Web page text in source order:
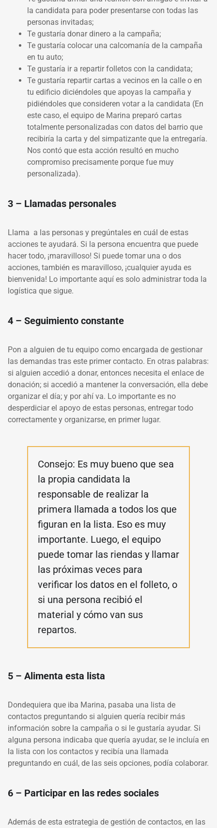
la candidata para poder presentarse con todas las
personas invitadas;
Te gustaría donar dinero a la campaña;
Te gustaría colocar una calcomanía de la campaña
en tu auto;
Te gustaría ir a repartir folletos con la candidata;
Te gustaría repartir cartas a vecinos en la calle o en
tu edificio diciéndoles que apoyas la campaña y
pidiéndoles que consideren votar a la candidata (En
este caso, el equipo de Marina preparó cartas
totalmente personalizadas con datos del barrio que
recibiría la carta y del simpatizante que la entregaría.
Nos contó que esta acción resultó en mucho
compromiso precisamente porque fue muy
personalizada).
3 – Llamadas personales
Llama a las personas y pregúntales en cuál de estas
acciones te ayudará. Si la persona encuentra que puede
hacer todo, ¡maravilloso! Si puede tomar una o dos
acciones, también es maravilloso, ¡cualquier ayuda es
bienvenida! Lo importante aquí es solo administrar toda la
logística que sigue.
4 – Seguimiento constante
Pon a alguien de tu equipo como encargada de gestionar
las demandas tras este primer contacto. En otras palabras:
si alguien accedió a donar, entonces necesita el enlace de
donación; si accedió a mantener la conversación, ella debe
organizar el día; y por ahí va. Lo importante es no
desperdiciar el apoyo de estas personas, entregar todo
correctamente y organizarse, en primer lugar.
Consejo: Es muy bueno que sea
la propia candidata la
responsable de realizar la
primera llamada a todos los que
figuran en la lista. Eso es muy
importante. Luego, el equipo
puede tomar las riendas y llamar
las próximas veces para
verificar los datos en el folleto, o
si una persona recibió el
material y cómo van sus
repartos.
5 – Alimenta esta lista
Dondequiera que iba Marina, pasaba una lista de
contactos preguntando si alguien quería recibir más
información sobre la campaña o si le gustaría ayudar. Si
alguna persona indicaba que quería ayudar, se le incluía en
la lista con los contactos y recibía una llamada
preguntando en cuál, de las seis opciones, podía colaborar.
6 – Participar en las redes sociales
Además de esta estrategia de gestión de contactos, en las